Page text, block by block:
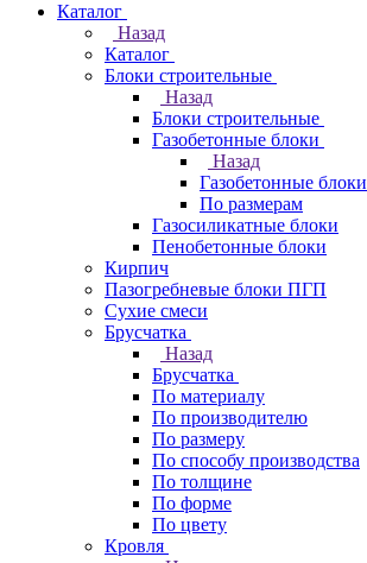
Каталог
Назад
Каталог
Блоки строительные
Назад
Блоки строительные
Газобетонные блоки
Назад
Газобетонные блоки
По размерам
Газосиликатные блоки
Пенобетонные блоки
Кирпич
Пазогребневые блоки ПГП
Сухие смеси
Брусчатка
Назад
Брусчатка
По материалу
По производителю
По размеру
По способу производства
По толщине
По форме
По цвету
Кровля